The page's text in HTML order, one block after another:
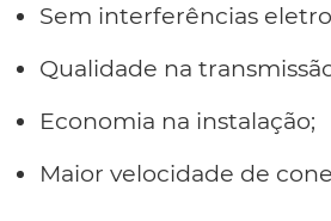
Sem interferências
Qualidade na
Economia na instalação;
Maior velocidade de